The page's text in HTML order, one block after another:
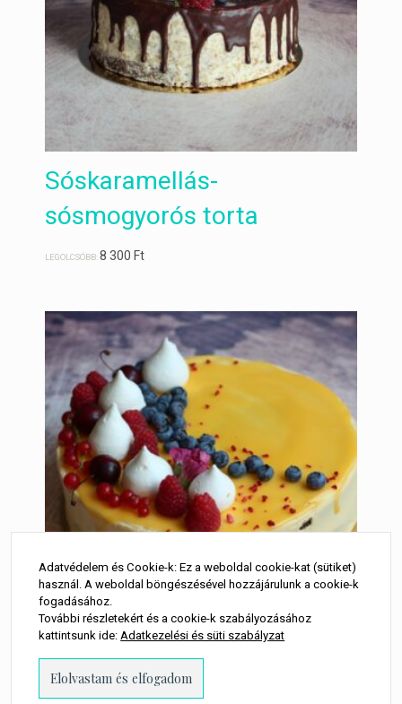
Sóskaramellás-
sósmogyorós torta
LEGOLCSÓBB:8 300Ft
Citromos-máktorta
(lisztmentes)
Adatvédelem és Cookie-k: Ez a weboldal cookie-kat (sütiket)
használ. A weboldal böngészésével hozzájárulunk a cookie-k
fogadásához.
További részletekért és a cookie-k szabályozásához
kattintsunk ide:Adatkezelési és süti szabályzat